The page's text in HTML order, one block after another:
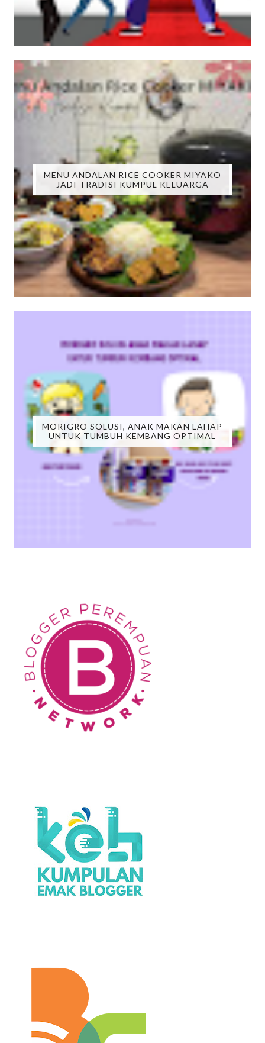
MENU ANDALAN RICE COOKER MIYAKO
JADI TRADISI KUMPUL KELUARGA
MORIGRO SOLUSI, ANAK MAKAN LAHAP
UNTUK TUMBUH KEMBANG OPTIMAL